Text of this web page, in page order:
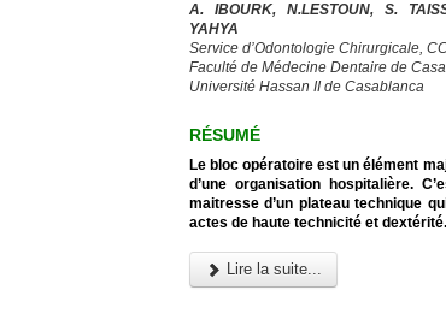
A. IBOURK, N.LESTOUN, S.
YAHYA
Service d’Odontologie Chirurgicale,
Faculté de Médecine Dentaire de
Université Hassan II de Casablanca
RÉSUMÉ
Le bloc opératoire est un élément
d’une organisation hospitalière.
maitresse d’un plateau technique
actes de haute technicité et dextérité.
Lire la suite...